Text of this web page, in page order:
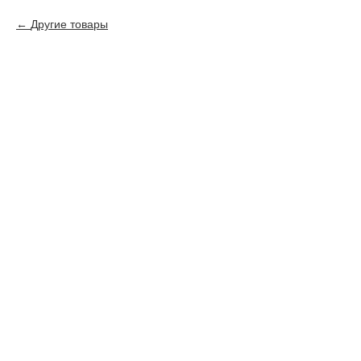
Другие товары